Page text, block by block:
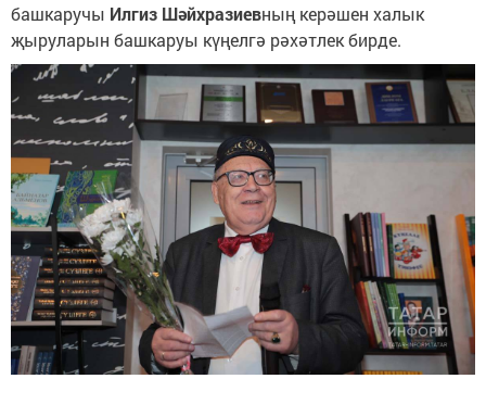
башкаручы Илгиз Шәйхразиевның керәшен халык
җыруларын башкаруы күңелгә рәхәтлек бирде.